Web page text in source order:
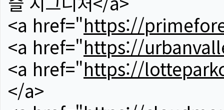
<a href="https://
<a href="https://
<a href="https://
</a>